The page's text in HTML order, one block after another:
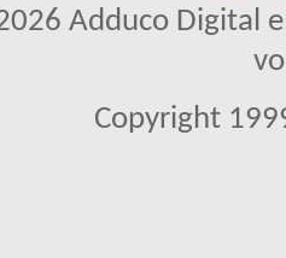
Adduco Digital
Copyright